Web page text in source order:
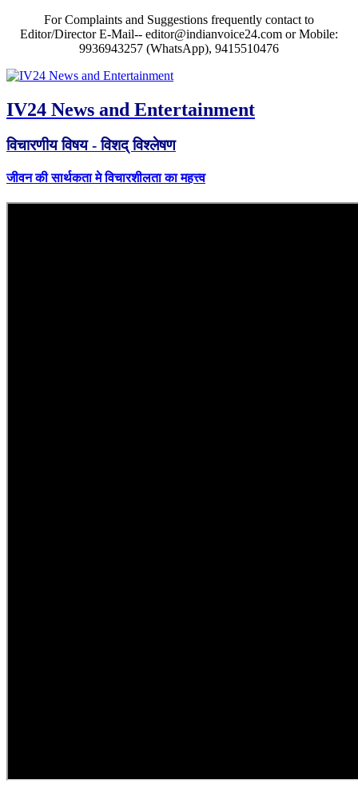
For Complaints and Suggestions frequently contact to
Editor/Director E-Mail-- editor@indianvoice24.com or Mobile:
9936943257 (WhatsApp), 9415510476
IV24 News and Entertainment
विचारणीय विषय - विशद् विश्लेषण
जीवन की सार्थकता मे विचारशीलता का महत्त्व